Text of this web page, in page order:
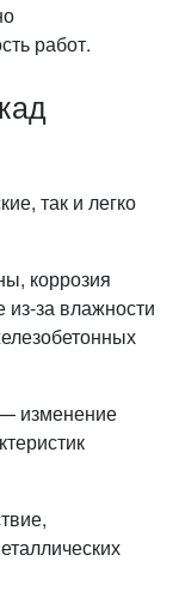
работ.
так и легко
коррозия
за влажности
изменение